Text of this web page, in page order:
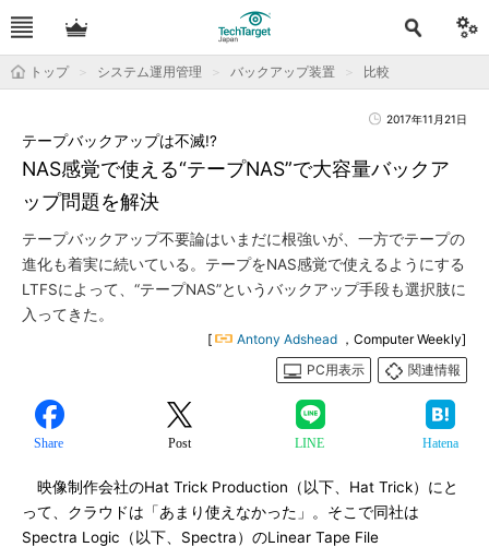
トップ システム運用管理 バックアップ装置 比較
2017年11月21日
NAS感覚で使える“テープNAS”で大容量バックア
ップ問題を解決
テープバックアップは不滅!?
テープバックアップ不要論はいまだに根強いが、一方でテープの
進化も着実に続いている。テープをNAS感覚で使えるようにする
LTFSによって、“テープNAS”というバックアップ手段も選択肢に
入ってきた。
[ Antony Adshead ，Computer Weekly]
PC用表示
関連情報
Share Post LINE Hatena
映像制作会社のHat Trick Production（以下、Hat Trick）にと
って、クラウドは「あまり使えなかった」。そこで同社は
Spectra Logic（以下、Spectra）のLinear Tape File